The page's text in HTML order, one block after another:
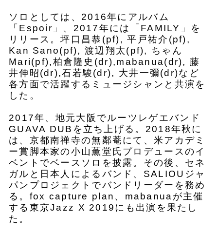
ソロとしては、2016年にアルバム
「Espoir」、2017年には「FAMILY」を
リリース。坪口昌恭(pf), 平戸祐介(pf),
Kan Sano(pf), 渡辺翔太(pf), ちゃん
Mari(pf),柏倉隆史(dr),mabanua(dr), 藤
井伸昭(dr),石若駿(dr), 大井一彌(dr)など
各方面で活躍するミュージシャンと共演を
した。
2017年、地元大阪でルーツレゲエバンド
GUAVA DUBを立ち上げる。2018年秋に
は、京都南禅寺の無鄰菴にて、米アカデミ
ー賞脚本家の小山薫堂氏プロデュースのイ
ベントでベースソロを披露。その後、セネ
ガルと日本人によるバンド、SALIOUジャ
パンプロジェクトでバンドリーダーを務め
る。fox capture plan、mabanuaが主催
する東京Jazz X 2019にも出演を果たし
た。